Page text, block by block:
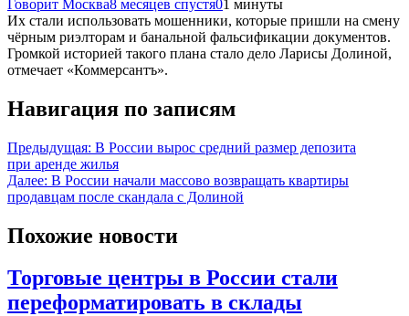
Говорит Москва8 месяцев спустя01 минуты
Их стали использовать мошенники, которые пришли на смену
чёрным риэлторам и банальной фальсификации документов.
Громкой историей такого плана стало дело Ларисы Долиной,
отмечает «Коммерсантъ».
Навигация по записям
Предыдущая: В России вырос средний размер депозита
при аренде жилья
Далее: В России начали массово возвращать квартиры
продавцам после скандала с Долиной
Похожие новости
Торговые центры в России стали
переформатировать в склады